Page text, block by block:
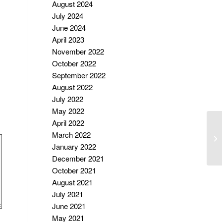
August 2024
July 2024
June 2024
April 2023
November 2022
October 2022
September 2022
August 2022
July 2022
May 2022
April 2022
March 2022
January 2022
December 2021
October 2021
August 2021
July 2021
June 2021
May 2021